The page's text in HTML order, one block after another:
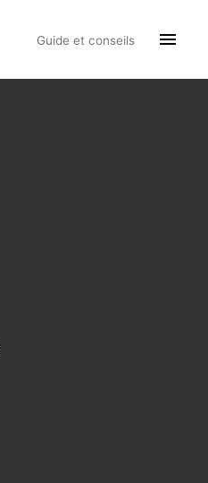
Guide et conseils 